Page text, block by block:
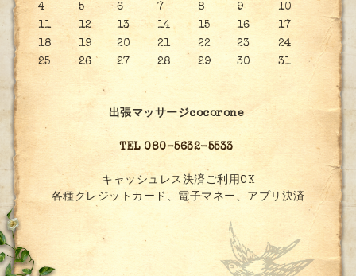
4
5 6 7 8 9
10
11
12 13 14 15 16
17
18
19 20 21 22 23
24
25
26 27 28 29 30 31
出張マッサージcocorone
TEL 080-5632-5533
キャッシュレス決済ご利用OK
各種クレジットカード、電子マネー、アプリ決済